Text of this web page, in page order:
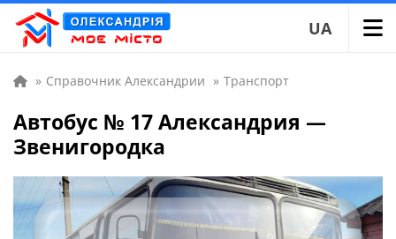
UA
» Справочник Александрии » Транспорт
Автобус № 17 Александрия —
Звенигородка